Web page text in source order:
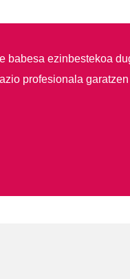
babesa ezinbestekoa
profesionala garatzen